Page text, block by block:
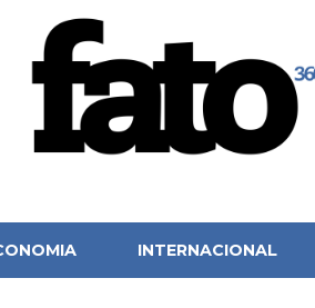
INTERNACIONAL